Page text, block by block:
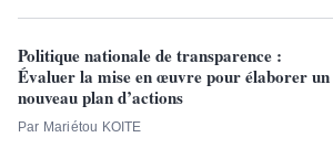
Politique nationale de transparence :
Évaluer la mise en œuvre pour élaborer un
nouveau plan d’actions
Par Mariétou KOITE